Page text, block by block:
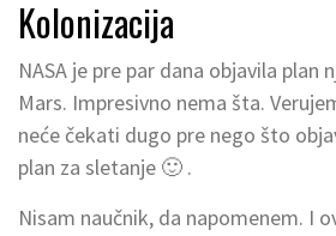
Kolonizacija
NASA je pre par dana objavila plan
Mars. Impresivno nema šta.
neće čekati dugo pre nego što
plan za sletanje 🙂 .
Nisam naučnik, da napomenem. I